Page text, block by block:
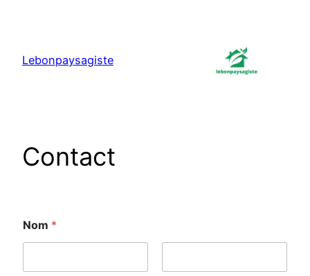
Lebonpaysagiste
Contact
Nom *